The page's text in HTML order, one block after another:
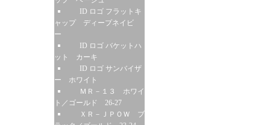
ID ロゴ フラットキ
ャップ ディープネイビ
ー
ID ロゴ バケットハ
ット カーキ
ID ロゴ サンバイザ
ー ホワイト
ＭＲ－１３ ホワイ
ト／ゴールド 26-27
ＸＲ－ＪＰＯＷ ブ